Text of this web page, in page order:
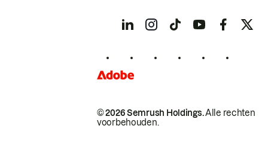
© 2026 Semrush Holdings.Alle rechten
voorbehouden.